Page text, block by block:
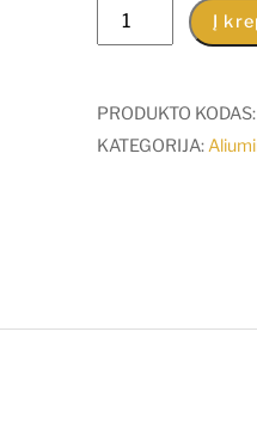
produkto
kiekis:
juostos
profilio
Į
PRODUKTO KODAS:
KATEGORIJA: